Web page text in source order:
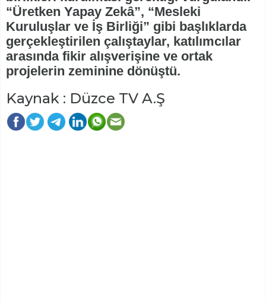
“Üretken Yapay Zekâ”, “Mesleki
Kuruluşlar ve İş Birliği” gibi başlıklarda
gerçekleştirilen çalıştaylar, katılımcılar
arasında fikir alışverişine ve ortak
projelerin zeminine dönüştü.
Kaynak : Düzce TV A.Ş